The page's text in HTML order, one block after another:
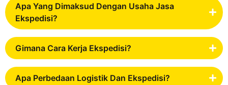
Apa Yang Dimaksud Dengan Usaha Jasa
Ekspedisi?
Gimana Cara Kerja Ekspedisi?
Apa Perbedaan Logistik Dan Ekspedisi?